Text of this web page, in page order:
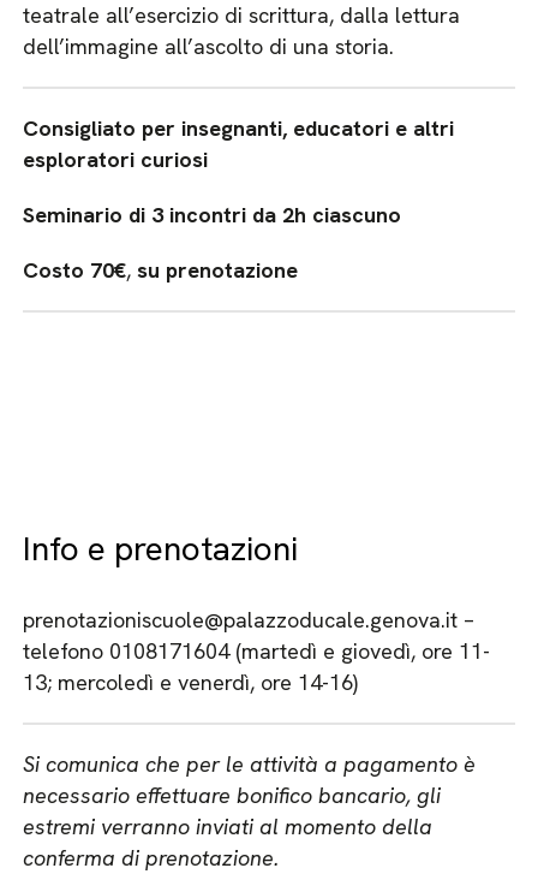
teatrale all’esercizio di scrittura, dalla lettura
dell’immagine all’ascolto di una storia.
Consigliato per insegnanti, educatori e altri
esploratori curiosi
Seminario di 3 incontri da 2h ciascuno
Costo 70€, su prenotazione
Info e prenotazioni
prenotazioniscuole@palazzoducale.genova.it –
telefono 0108171604 (martedì e giovedì, ore 11-
13; mercoledì e venerdì, ore 14-16)
Si comunica che per le attività a pagamento è
necessario effettuare bonifico bancario, gli
estremi verranno inviati al momento della
conferma di prenotazione.